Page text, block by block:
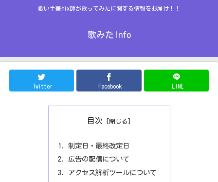
歌い手兼mix師が歌ってみたに関する情報をお届け！！
歌みたInfo
Twitter Facebook LINE
目次
制定日・最終改定日
広告の配信について
アクセス解析ツールについて